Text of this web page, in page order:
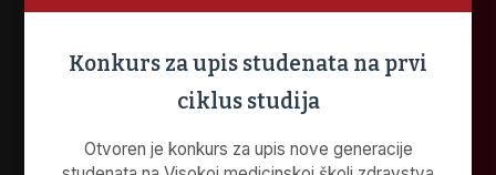
osnovana je Odlukom Vlade Republike
Cilj osnivanja je bio da obrazuje kadrove
zdravstva, sestrinstva, fizioterapije i radne
Konkurs za upis studenata na prvi
ciklus studija
Otvoren je konkurs za upis nove generacije